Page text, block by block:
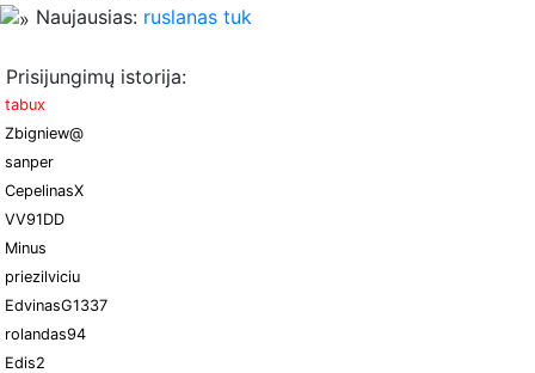
Naujausias: ruslanas tuk
Prisijungimų istorija:
tabux
Zbigniew@
sanper
CepelinasX
VV91DD
Minus
priezilviciu
EdvinasG1337
rolandas94
Edis2